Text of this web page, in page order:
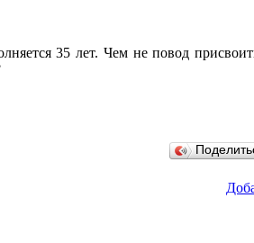
35 лет. Чем не повод